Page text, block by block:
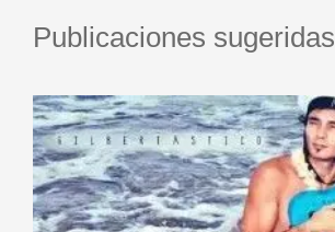
Publicaciones sugeridas